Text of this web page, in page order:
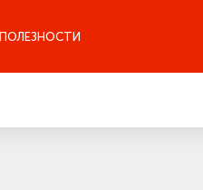
ПОЛЕЗНОСТИ